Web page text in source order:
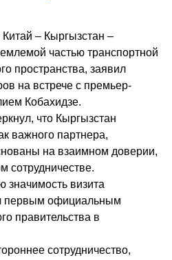
– Кыргызстан –
частью транспортной
пространства, заявил
на встрече с премьер-
Кобахидзе.
что Кыргызстан
важного партнера,
на взаимном доверии,
сотрудничестве.
визита
первым официальным
правительства в
сотрудничество,